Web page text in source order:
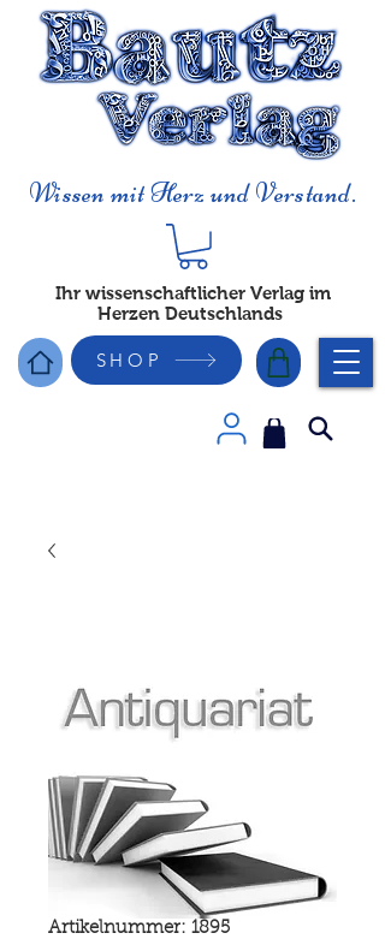
Wissen mit Herz und Verstand.
Ihr wissenschaftlicher Verlag im
Herzen Deutschlands
SHOP
Artikelnummer: 1895